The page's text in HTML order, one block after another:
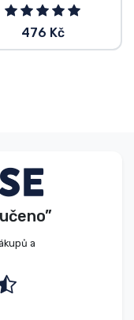
476 Kč
a